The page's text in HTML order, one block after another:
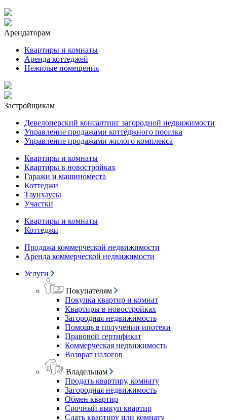
Арендаторам
Квартиры и комнаты
Аренда коттеджей
Нежилые помещения
Застройщикам
Девелоперский консалтинг загородной недвижимости
Управление продажами коттеджного поселка
Управление продажами жилого комплекса
Квартиры и комнаты
Квартиры в новостройках
Гаражи и машиноместа
Коттеджи
Таунхаусы
Участки
Квартиры и комнаты
Коттеджи
Продажа коммерческой недвижимости
Аренда коммерческой недвижимости
Услуги
Покупателям
Покупка квартир и комнат
Квартиры в новостройках
Загородная недвижимость
Помощь в получении ипотеки
Правовой сертификат
Коммерческая недвижимость
Возврат налогов
Владельцам
Продать квартиру, комнату
Загородная недвижимость
Обмен квартир
Срочный выкуп квартир
Сдать квартиру или комнату